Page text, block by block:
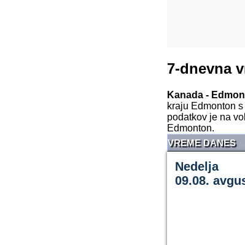
7-dnevna
Kanada -
kraju Edmonton
podatkov je na
Edmonton.
VREME DANES
Nedelja
09.08.